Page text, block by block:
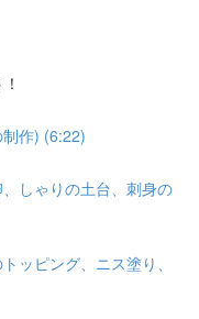
作) (6:22)
しゃりの土台、刺身の
ッピング、ニス塗り、